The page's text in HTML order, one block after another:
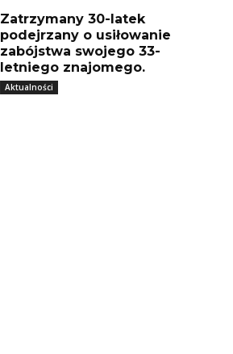
Zatrzymany 30-latek
podejrzany o usiłowanie
zabójstwa swojego 33-
letniego znajomego.
Aktualności